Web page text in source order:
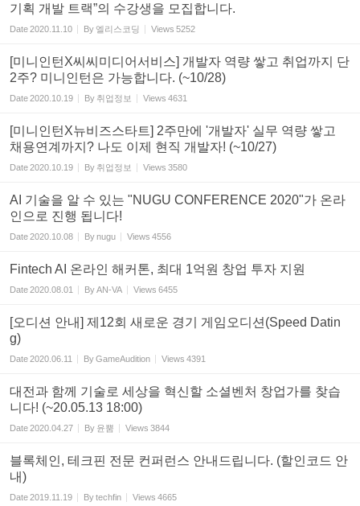
기획 개발 트랙”의 수강생을 모집합니다.
Date2020.11.10 By엘리스코딩 Views 5252
[미니인턴X씨씨미디어서비스] 개발자 역량 쌓고 취업까지 단
2주? 미니인턴은 가능합니다. (~10/28)
Date2020.10.19 By 취업정보 Views 4631
[미니인턴X뉴비즈스타트] 2주만에 '개발자' 실무 역량 쌓고
채용연계까지? 나도 이제 현직 개발자! (~10/27)
Date2020.10.19 By 취업정보 Views 3580
AI 기술을 알 수 있는 "NUGU CONFERENCE 2020"가 온라
인으로 진행 됩니다!
Date2020.10.08 Bynugu Views 4556
Fintech AI 온라인 해커톤, 최대 1억원 창업 투자 지원
Date2020.08.01 ByAN-VA Views 6455
[오디션 안내] 제12회 새로운 경기 게임오디션(Speed Datin
g)
Date2020.06.11 ByGameAudition Views 4391
대전과 함께 기술로 세상을 혁신할 소셜벤처 창업가를 찾습
니다! (~20.05.13 18:00)
Date2020.04.27 By 윤뿜 Views 3844
블록체인, 테크핀 전문 컨퍼런스 안내드립니다. (할인코드 안
내)
Date2019.11.19 Bytechfin Views 4665